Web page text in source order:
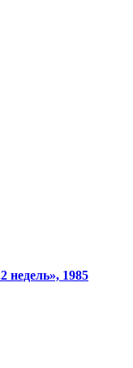
недель», 1985